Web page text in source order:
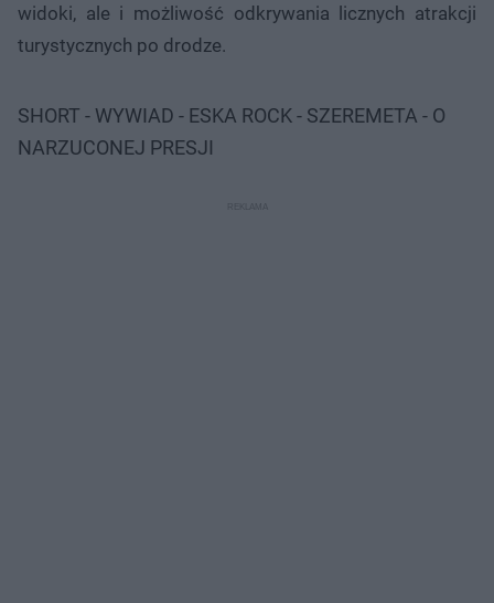
widoki, ale i możliwość odkrywania licznych atrakcji
turystycznych po drodze.
SHORT - WYWIAD - ESKA ROCK - SZEREMETA - O
NARZUCONEJ PRESJI